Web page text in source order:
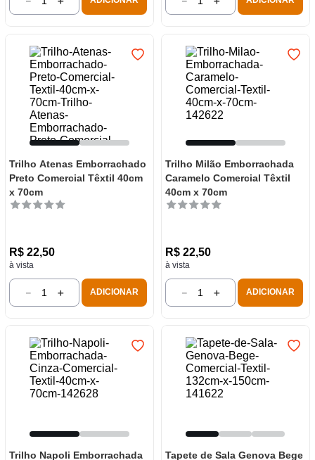
Trilho Atenas Emborrachado
Preto Comercial Têxtil 40cm
x 70cm
R$ 22,50
à vista
＋
－ ADICIONAR
Trilho Milão Emborrachada
Caramelo Comercial Têxtil
40cm x 70cm
R$ 22,50
à vista
＋
－ ADICIONAR
Trilho Napoli Emborrachada
Tapete de Sala Genova Bege